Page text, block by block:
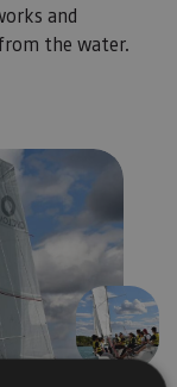
and
the water.
Next